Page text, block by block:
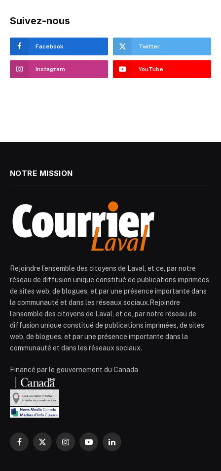
Suivez-nous
Facebook Twitter
Instagram YouTube
NOTRE MISSION
Rejoindre l’ensemble des citoyens de Laval, et ce, par notre
réseau de diffusion unique constitué de publications imprimées,
de sites web, de blogues, et par une présence importante dans
la communauté et dans les réseaux sociaux.Rejoindre
l’ensemble des citoyens de Laval, et ce, par notre réseau de
diffusion unique constitué de publications imprimées, de sites
web, de blogues, et par une présence importante dans la
communauté et dans les réseaux sociaux.
Financé par le gouvernement du Canada
Facebook
X
InstagramYouTubeLinkedIn